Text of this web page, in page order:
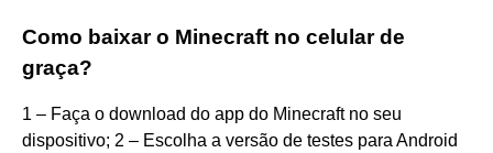
Como baixar o Minecraft no celular de
graça?
1 – Faça o download do app do Minecraft no seu
dispositivo; 2 – Escolha a versão de testes para Android